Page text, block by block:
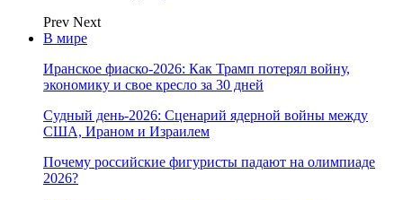
Prev Next
В мире
Иранское фиаско-2026: Как Трамп потерял войну,
экономику и свое кресло за 30 дней
Судный день-2026: Сценарий ядерной войны между
США, Ираном и Израилем
Почему российские фигуристы падают на олимпиаде
2026?